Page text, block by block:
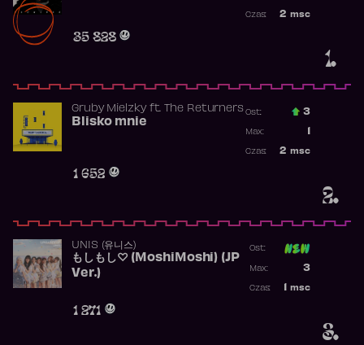
1.
35 828
2 msc
Czas:
2.
Gruby Mielzkyft. The Returners
Blisko mnie
1 652
Ost.: 3
Max:
2 msc
Czas:
3.
UNIS (유니스)
もしもし♡ (MoshiMoshi) (JP
Ver.)
1 271
Ost:
3
Max:
msc
Czas: